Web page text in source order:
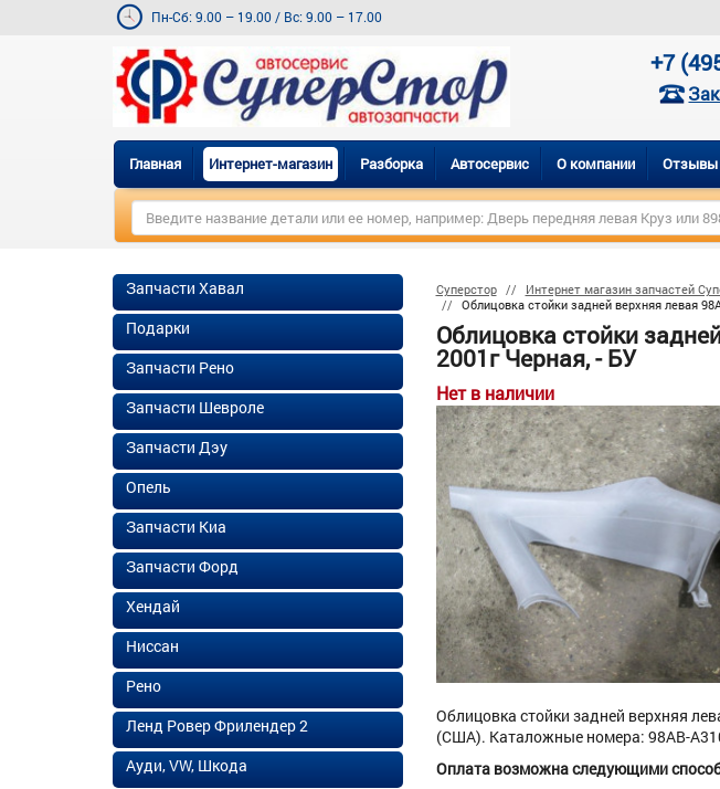
Пн-Сб: 9.00 – 19.00 / Вс: 9.00 – 17.00
+7
Главная Интернет-магазин Разборка Автосервис О компании Отзывы
Суперстор Интернет магазин запчастей
Облицовка стойки задней верхняя левая
Облицовка стойки
2001г Черная, - БУ
Нет в наличии
Облицовка стойки задней верхняя
(США). Каталожные номера: 98AB-
Оплата возможна следующими
Запчасти Хавал
Подарки
Запчасти Рено
Запчасти Шевроле
Запчасти Дэу
Опель
Запчасти Киа
Запчасти Форд
Хендай
Ниссан
Рено
Ленд Ровер Фрилендер 2
Ауди, VW, Шкода